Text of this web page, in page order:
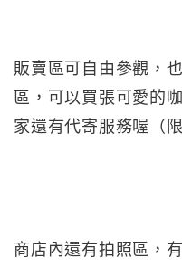
販賣區可自由參觀，
區，可以買張可愛的
家還有代寄服務喔（
商店內還有拍照區，